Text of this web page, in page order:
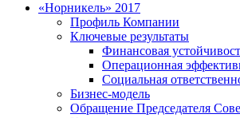
«Норникель» 2017
Профиль Компании
Ключевые результаты
Финансовая
Операционная
Социальная
Бизнес-модель
Обращение Председателя